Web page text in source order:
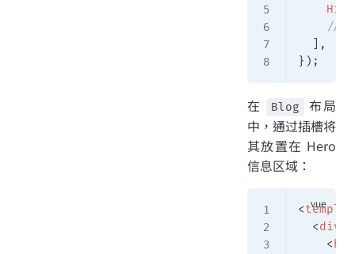
//
  ],
});
在 Blog
布局
中，通过插槽将
其放置在 Hero
信息区域：
<
  <
div
    <
h1